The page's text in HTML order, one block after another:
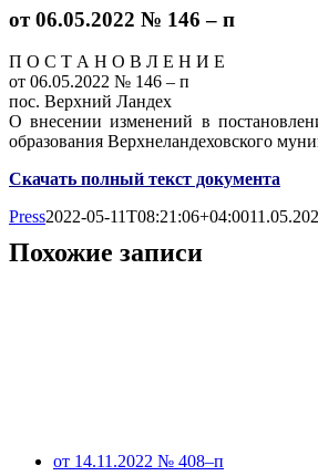
от 06.05.2022 № 146 – п
П О С Т А Н О В Л Е Н И Е
от 06.05.2022 № 146 – п
пос. Верхний Ландех
О внесении изменений в
образования Верхнеландеховского
Скачать полный текст документа
Press2022-05-11T08:21:06+04:00
Похожие записи
от 14.11.2022 № 408–п